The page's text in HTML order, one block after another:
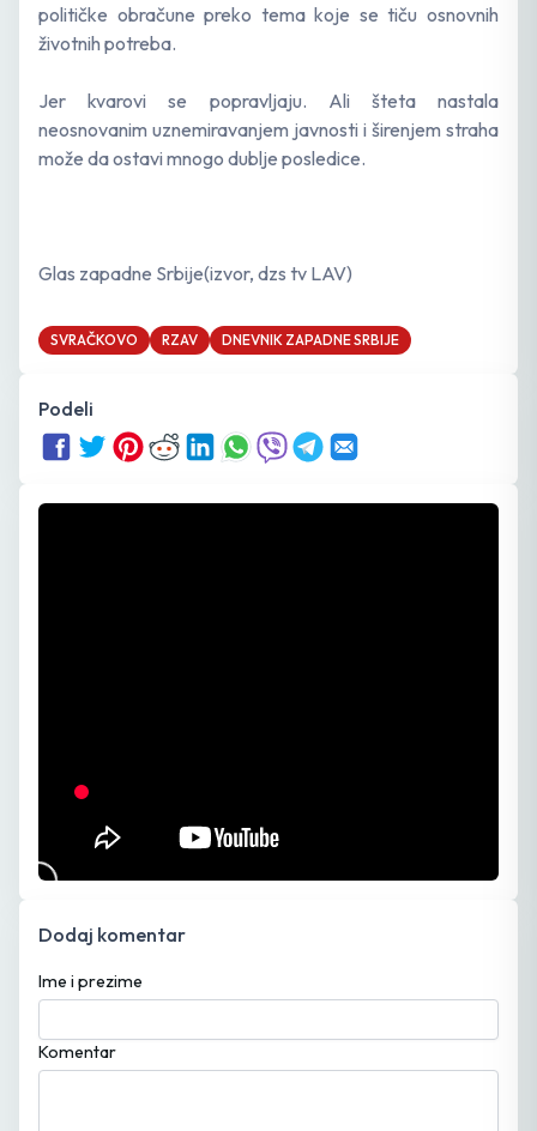
političke obračune preko tema koje se tiču osnovnih
životnih potreba.
Jer kvarovi se popravljaju. Ali šteta nastala
neosnovanim uznemiravanjem javnosti i širenjem straha
može da ostavi mnogo dublje posledice.
Glas zapadne Srbije(izvor, dzs tv LAV)
SVRAČKOVO RZAV DNEVNIK ZAPADNE SRBIJE
Podeli
Dodaj komentar
Ime i prezime
Komentar